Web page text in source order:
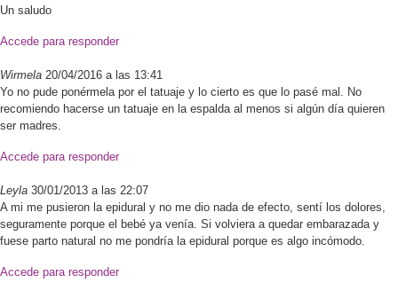
Un saludo
Accede para responder
Wirmela 20/04/2016 a las 13:41
Yo no pude ponérmela por el tatuaje y lo cierto es que lo pasé mal. No
recomiendo hacerse un tatuaje en la espalda al menos si algún día quieren
ser madres.
Accede para responder
Leyla 30/01/2013 a las 22:07
A mi me pusieron la epidural y no me dio nada de efecto, sentí los dolores,
seguramente porque el bebé ya venía. Si volviera a quedar embarazada y
fuese parto natural no me pondría la epidural porque es algo incómodo.
Accede para responder